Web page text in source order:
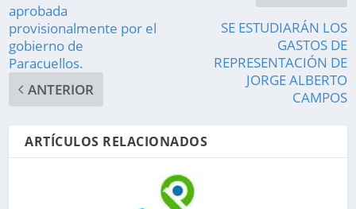
aprobada
provisionalmente por el
gobierno de
Paracuellos.
ANTERIOR
SE ESTUDIARÁN LOS
GASTOS DE
REPRESENTACIÓN DE
JORGE ALBERTO
CAMPOS
ARTÍCULOS RELACIONADOS